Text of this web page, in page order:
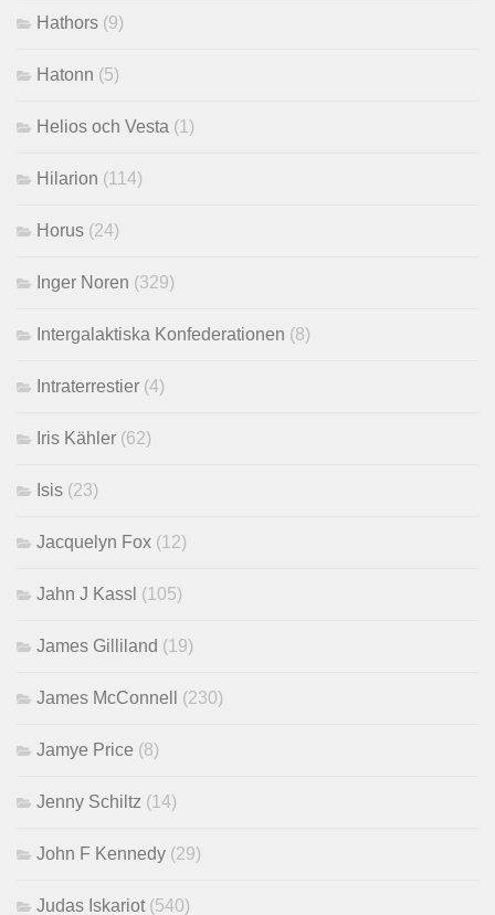
Hathors (9)
Hatonn (5)
Helios och Vesta (1)
Hilarion (114)
Horus (24)
Inger Noren (329)
Intergalaktiska Konfederationen (8)
Intraterrestier (4)
Iris Kähler (62)
Isis (23)
Jacquelyn Fox (12)
Jahn J Kassl (105)
James Gilliland (19)
James McConnell (230)
Jamye Price (8)
Jenny Schiltz (14)
John F Kennedy (29)
Judas Iskariot (540)